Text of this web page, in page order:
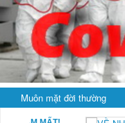
Muôn mặt đời thường